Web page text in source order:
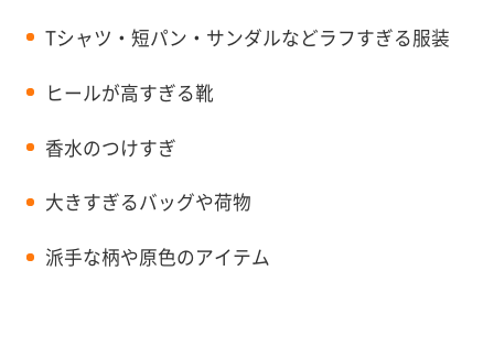
Tシャツ・短パン・サンダルなどラフすぎる服装
ヒールが高すぎる靴
香水のつけすぎ
大きすぎるバッグや荷物
派手な柄や原色のアイテム